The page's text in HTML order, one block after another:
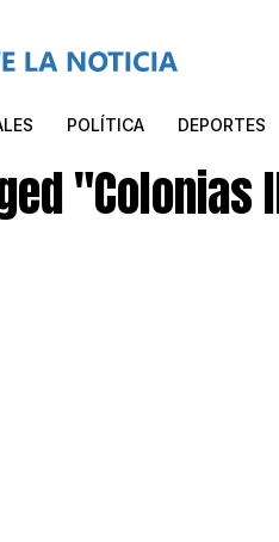
POLÍTICA DEPORTES
"Colonias